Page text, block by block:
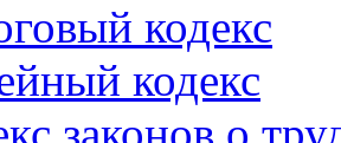
кодекс
кодекс